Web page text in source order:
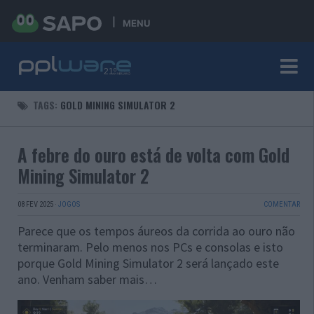
MENU
TAGS: GOLD MINING SIMULATOR 2
A febre do ouro está de volta com Gold
Mining Simulator 2
08 FEV 2025 · JOGOS COMENTAR
Parece que os tempos áureos da corrida ao ouro não
terminaram. Pelo menos nos PCs e consolas e isto
porque Gold Mining Simulator 2 será lançado este
ano. Venham saber mais…